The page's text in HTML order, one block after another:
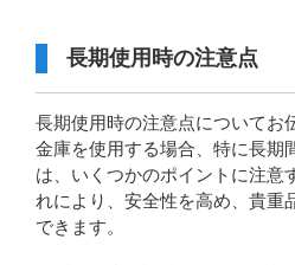
長期使用時の注意点
長期使用時の注意点についてお
金庫を使用する場合、特に長期
は、いくつかのポイントに注意
れにより、安全性を高め、貴重
できます。